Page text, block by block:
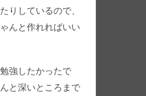
りしているので、
んと作れればいい
強したかったで
と深いところまで